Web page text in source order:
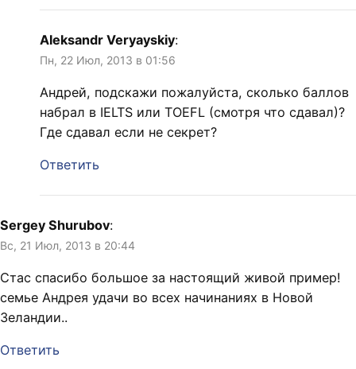
Aleksandr Veryayskiy:
Пн, 22 Июл, 2013 в 01:56
Андрей, подскажи пожалуйста, сколько баллов
набрал в IELTS или TOEFL (смотря что сдавал)?
Где сдавал если не секрет?
Ответить
Sergey Shurubov:
Вс, 21 Июл, 2013 в 20:44
Стас спасибо большое за настоящий живой пример!
семье Андрея удачи во всех начинаниях в Новой
Зеландии..
Ответить